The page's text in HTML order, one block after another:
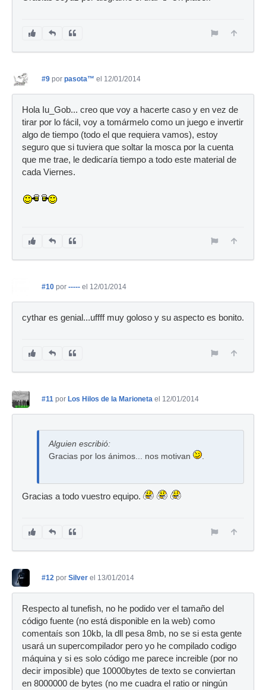
#9 por pasota™ el 12/01/2014
Hola Iu_Gob... creo que voy a hacerte caso y en vez de
tirar por lo fácil, voy a tomármelo como un juego e invertir
algo de tiempo (todo el que requiera vamos), estoy
seguro que si tuviera que soltar la mosca por la cuenta
que me trae, le dedicaría tiempo a todo este material de
cada Viernes.
#10 por ----- el 12/01/2014
cythar es genial...uffff muy goloso y su aspecto es bonito.
#11 por Los Hilos de la Marioneta el 12/01/2014
Alguien escribió:
Gracias por los ánimos... nos motivan
Gracias a todo vuestro equipo.
#12 por Silver el 13/01/2014
Respecto al tunefish, no he podido ver el tamaño del
código fuente (no está disponible en la web) como
comentaís son 10kb, la dll pesa 8mb, no se si esta gente
usará un supercompilador pero yo he compilado codigo
máquina y si es solo código me parece increible (por no
decir imposible) que 10000bytes de texto se conviertan
en 8000000 de bytes (no me cuadra el ratio or ningún